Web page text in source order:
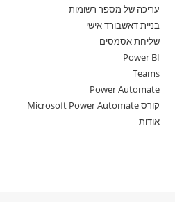
עריכה של מספר רשומות
בניית דאשבורד אישי
שליחת אסמסים
Power BI
Teams
Power Automate
קורס Microsoft Power Automate
אודות